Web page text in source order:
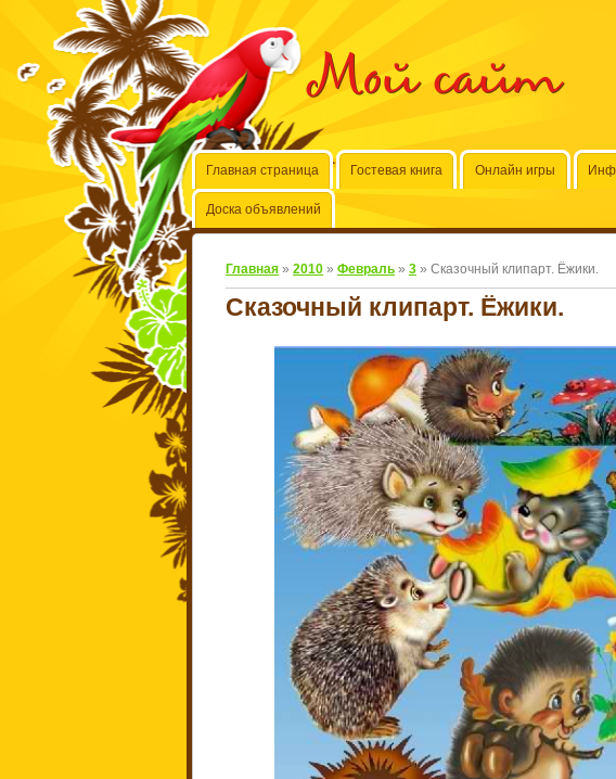
Мой сайт
Главная страница Гостевая книга Онлайн игры
Доска объявлений
Главная » 2010 » Февраль » 3 » Сказочный клипарт. Ёжики.
Сказочный клипарт. Ёжики.